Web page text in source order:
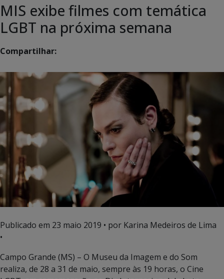
MIS exibe filmes com temática
LGBT na próxima semana
Compartilhar:
Publicado em 23 maio 2019 • por Karina Medeiros de Lima
•
Campo Grande (MS) – O Museu da Imagem e do Som
realiza, de 28 a 31 de maio, sempre às 19 horas, o Cine